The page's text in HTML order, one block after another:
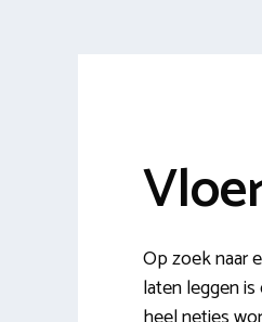
Op zoek naar
laten leggen